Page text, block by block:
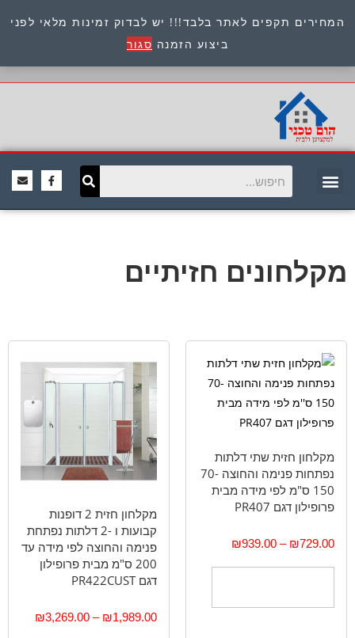
המחירים תקפים לאתר בלבד!!! יש לבדוק זמינות מלאי לפני
ביצוע הזמנה סגור
כתובת : היוזמים 9 אור יהודה שירות לקוחות 054-
8945722
מקלחונים חזיתיים
מקלחון חזית שתי דלתות
נפתחות פנימה והחוצה 70-
150 ס"מ לפי מידה מבית
פרופילון דגם PR407
₪729.00
–
₪939.00
מקלחון חזית 2 דופנות
קבועות ו -2 דלתות נפתחת
פנימה והחוצה לפי מידה עד
200 ס"מ מבית פרופילון
דגם PR422CUST
₪1,989.00
–
₪3,269.00